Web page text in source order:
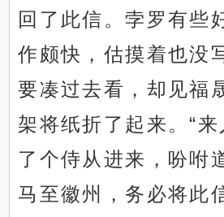
回了此信。孛罗有些
作颇快，估摸着也没
要凑过去看，却见福
架将纸折了起来。“来
了个侍从进来，吩咐
马至徽州，务必将此